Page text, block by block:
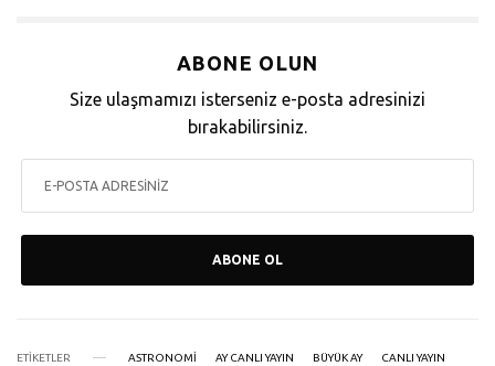
ABONE OLUN
Size ulaşmamızı isterseniz e-posta adresinizi
bırakabilirsiniz.
ABONE OL
ETIKETLER ASTRONOMI AY CANLI YAYIN BÜYÜK AY
CANLI YAYIN